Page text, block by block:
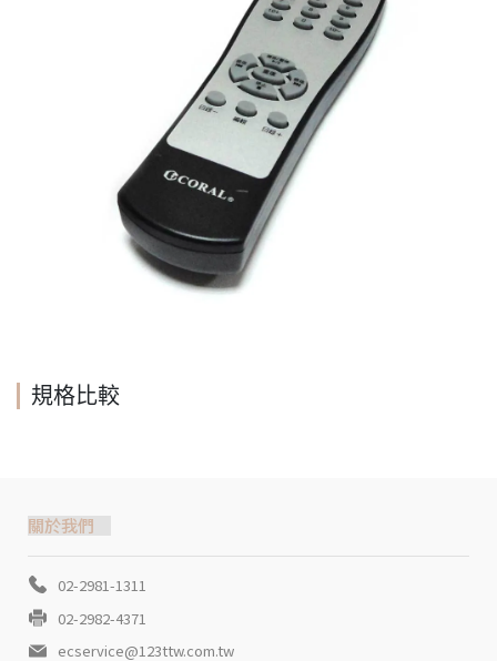
規格比較
關於我們
02-2981-1311
02-2982-4371
ecservice@123ttw.com.tw